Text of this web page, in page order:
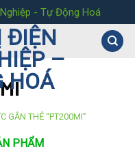
- Tự Động Hoá
GẮN THẺ “PT200MI”
PHẨM